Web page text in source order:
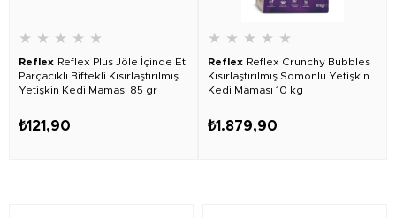
★ ★ ★ ★ ★
Reflex Reflex Plus Jöle İçinde Et
Parçacıklı Biftekli Kısırlaştırılmış
Yetişkin Kedi Maması 85 gr
₺121,90
★ ★ ★ ★ ★
Reflex Reflex Crunchy Bubbles
Kısırlaştırılmış Somonlu Yetişkin
Kedi Maması 10 kg
₺1.879,90